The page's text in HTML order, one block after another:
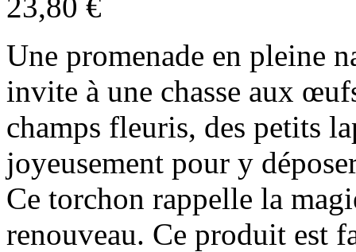
Une promenade en pleine
invite à une chasse aux
champs fleuris, des petits
joyeusement pour y
Ce torchon rappelle la
renouveau. Ce produit est